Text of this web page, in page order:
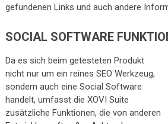
gefundenen Links und auch andere
SOCIAL SOFTWARE
Da es sich beim getesteten Produkt
nicht nur um ein reines SEO Werkzeug,
sondern auch eine Social Software
handelt, umfasst die XOVI Suite
zusätzliche Funktionen, die von anderen